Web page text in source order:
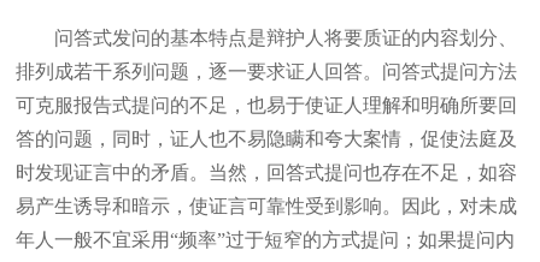
问答式发问的基本特点是辩护人将要质证的内容划分、
排列成若干系列问题，逐一要求证人回答。问答式提问方法
可克服报告式提问的不足，也易于使证人理解和明确所要回
答的问题，同时，证人也不易隐瞒和夸大案情，促使法庭及
时发现证言中的矛盾。当然，回答式提问也存在不足，如容
易产生诱导和暗示，使证言可靠性受到影响。因此，对未成
年人一般不宜采用“频率”过于短窄的方式提问；如果提问内